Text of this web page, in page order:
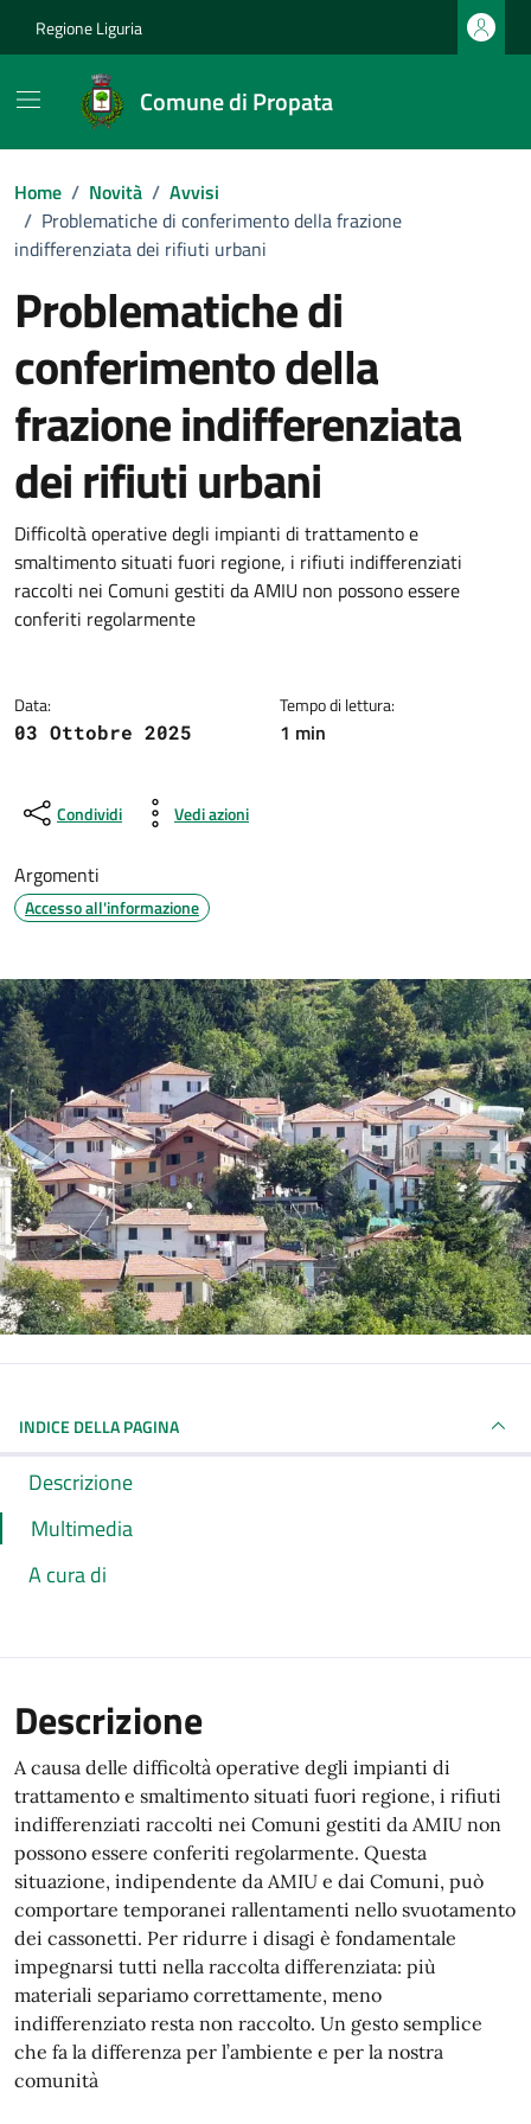
Regione Liguria
Comune di Propata
Home / Novità / Avvisi
/ Problematiche di conferimento della frazione
indifferenziata dei rifiuti urbani
Problematiche di
conferimento della
frazione indifferenziata
dei rifiuti urbani
Dettagli della notizia
Difficoltà operative degli impianti di trattamento e
smaltimento situati fuori regione, i rifiuti indifferenziati
raccolti nei Comuni gestiti da AMIU non possono essere
conferiti regolarmente
Data:
03 Ottobre 2025
Tempo di lettura:
1 min
Condividi Vedi azioni
Argomenti
Accesso all'informazione
INDICE DELLA PAGINA
Descrizione
Multimedia
A cura di
Descrizione
A causa delle difficoltà operative degli impianti di
trattamento e smaltimento situati fuori regione, i rifiuti
indifferenziati raccolti nei Comuni gestiti da AMIU non
possono essere conferiti regolarmente. Questa
situazione, indipendente da AMIU e dai Comuni, può
comportare temporanei rallentamenti nello svuotamento
dei cassonetti. Per ridurre i disagi è fondamentale
impegnarsi tutti nella raccolta differenziata: più
materiali separiamo correttamente, meno
indifferenziato resta non raccolto. Un gesto semplice
che fa la differenza per l’ambiente e per la nostra
comunità